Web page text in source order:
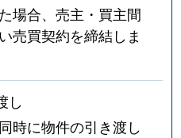
場合、売主・買主間
売買契約を締結しま
し
時に物件の引き渡し